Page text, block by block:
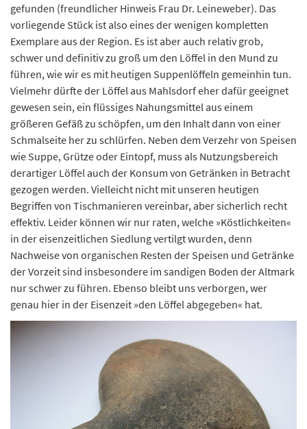
gefunden (freundlicher Hinweis Frau Dr. Leineweber). Das
vorliegende Stück ist also eines der wenigen kompletten
Exemplare aus der Region. Es ist aber auch relativ grob,
schwer und definitiv zu groß um den Löffel in den Mund zu
führen, wie wir es mit heutigen Suppenlöffeln gemeinhin tun.
Vielmehr dürfte der Löffel aus Mahlsdorf eher dafür geeignet
gewesen sein, ein flüssiges Nahungsmittel aus einem
größeren Gefäß zu schöpfen, um den Inhalt dann von einer
Schmalseite her zu schlürfen. Neben dem Verzehr von Speisen
wie Suppe, Grütze oder Eintopf, muss als Nutzungsbereich
derartiger Löffel auch der Konsum von Getränken in Betracht
gezogen werden. Vielleicht nicht mit unseren heutigen
Begriffen von Tischmanieren vereinbar, aber sicherlich recht
effektiv. Leider können wir nur raten, welche »Köstlichkeiten«
in der eisenzeitlichen Siedlung vertilgt wurden, denn
Nachweise von organischen Resten der Speisen und Getränke
der Vorzeit sind insbesondere im sandigen Boden der Altmark
nur schwer zu führen. Ebenso bleibt uns verborgen, wer
genau hier in der Eisenzeit »den Löffel abgegeben« hat.